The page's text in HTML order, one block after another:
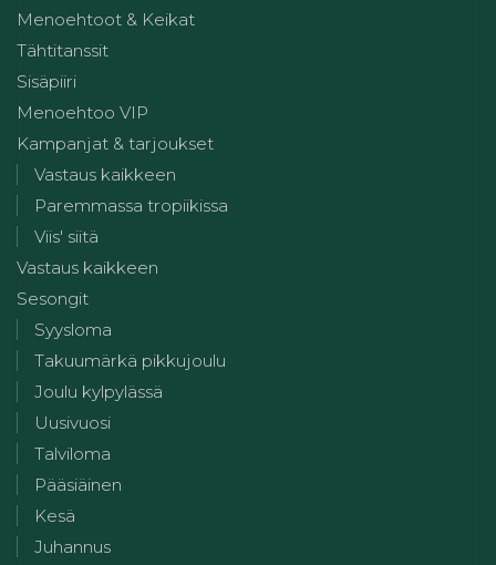
Menoehtoot & Keikat
Tähtitanssit
Sisäpiiri
Menoehtoo VIP
Kampanjat & tarjoukset
Vastaus kaikkeen
Paremmassa tropiikissa
Viis' siitä
Vastaus kaikkeen
Sesongit
Syysloma
Takuumärkä pikkujoulu
Joulu kylpylässä
Uusivuosi
Talviloma
Pääsiäinen
Kesä
Juhannus